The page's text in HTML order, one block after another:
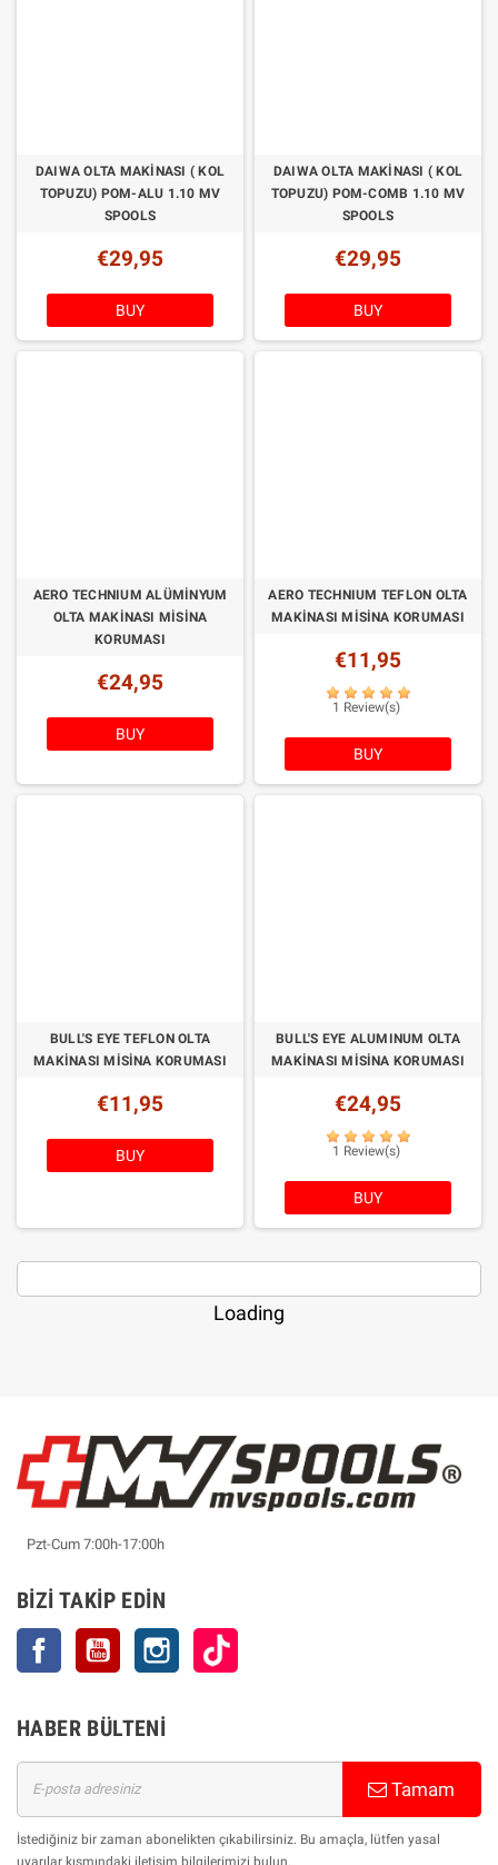
DAIWA OLTA MAKINASI ( KOL
TOPUZU) POM-ALU 1.10 MV
SPOOLS
€29,95
BUY
DAIWA OLTA MAKINASI ( KOL
TOPUZU) POM-COMB 1.10 MV
SPOOLS
€29,95
BUY
AERO TECHNIUM ALÜMİNYUM
OLTA MAKINASI MISINA
KORUMASI
€24,95
BUY
AERO TECHNIUM TEFLON OLTA
MAKINASI MISINA KORUMASI
€11,95
1 Review(s)
BUY
BULL'S EYE TEFLON OLTA
MAKINASI MISINA KORUMASI
€11,95
BUY
BULL'S EYE ALUMINUM OLTA
MAKINASI MISINA KORUMASI
€24,95
1 Review(s)
BUY
Loading
Pzt-Cum 7:00h-17:00h
BIZI TAKIP EDIN
Facebook YouTube Instagram
HABER BÜLTENI
Tamam
İstediğiniz bir zaman abonelikten çıkabilirsiniz. Bu amaçla, lütfen yasal
uyarılar kısmındaki iletişim bilgilerimizi bulun.